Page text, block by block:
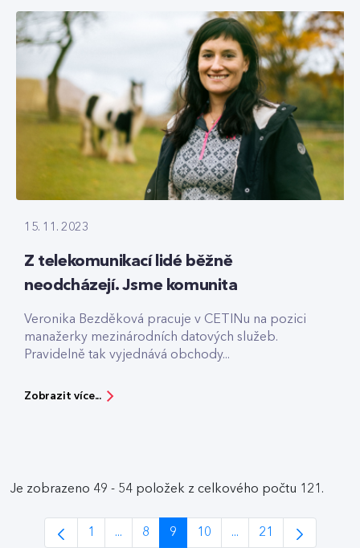
15. 11. 2023
Z telekomunikací lidé běžně
neodcházejí. Jsme komunita
Veronika Bezděková pracuje v CETINu na pozici
manažerky mezinárodních datových služeb.
Pravidelně tak vyjednává obchody...
Zobrazit více...
Je zobrazeno 49 - 54 položek z celkového počtu 121.
Stránka
1 ...
Intermediate Pages Use TAB to navigate.
Stránka
8
Stránka
9
Stránka
10 ...
Intermediate Pages
Stránka
21